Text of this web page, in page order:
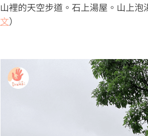
山裡的天空步道。石上湯屋。山上
文）